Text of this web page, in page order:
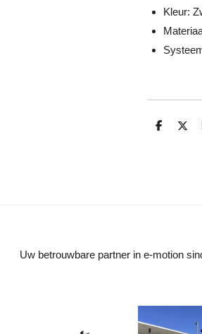
Kleur:
D
D
Uw betrouwbare partner in e-motion